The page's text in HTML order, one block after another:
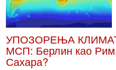
УПОЗОРЕЊА
МСП: Берлин као
Сахара?